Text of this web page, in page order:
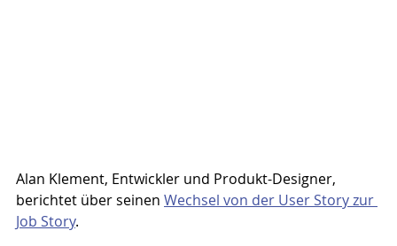
Alan Klement, Entwickler und Produkt-Designer,
berichtet über seinen Wechsel von der User Story zur
Job Story.